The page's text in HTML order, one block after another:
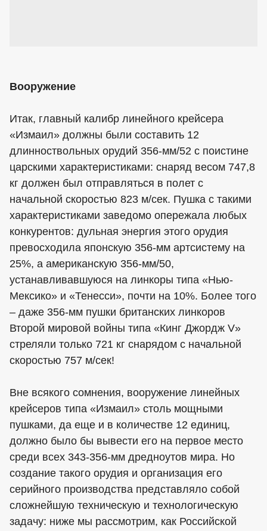
Вооружение
Итак, главный калибр линейного крейсера
«Измаил» должны были составить 12
длинноствольных орудий 356-мм/52 с поистине
царскими характеристиками: снаряд весом 747,8
кг должен был отправляться в полет с
начальной скоростью 823 м/сек. Пушка с такими
характеристиками заведомо опережала любых
конкурентов: дульная энергия этого орудия
превосходила японскую 356-мм артсистему на
25%, а американскую 356-мм/50,
устанавливавшуюся на линкоры типа «Нью-
Мексико» и «Тенесси», почти на 10%. Более того
– даже 356-мм пушки британских линкоров
Второй мировой войны типа «Кинг Джордж V»
стреляли только 721 кг снарядом с начальной
скоростью 757 м/сек!
Вне всякого сомнения, вооружение линейных
крейсеров типа «Измаил» столь мощными
пушками, да еще и в количестве 12 единиц,
должно было бы вывести его на первое место
среди всех 343-356-мм дредноутов мира. Но
создание такого орудия и организация его
серийного производства представляло собой
сложнейшую техническую и технологическую
задачу: ниже мы рассмотрим, как Российской